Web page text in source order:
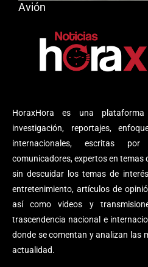
HoraxHora es una
investigación, reportajes,
internacionales, escritas por
comunicadores, expertos en temas
sin descuidar los temas de
entretenimiento, artículos de
así como videos y
trascendencia nacional e
donde se comentan y analizan las
actualidad.
Avión